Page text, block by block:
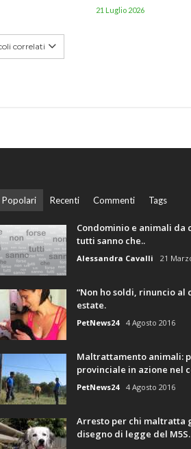
21 Luglio 2026
correlati
Popolari Recenti Commenti Tags
Condominio e animali da
tutti sanno che..
Alessandra Cavalli 21
“Non ho soldi, rinuncio al
estate.
PetNews24 4 Agosto 2016
Maltrattamento animali:
provinciale in azione nel
PetNews24 4 Agosto 2016
Arresto per chi maltratta
disegno di legge del M5S.